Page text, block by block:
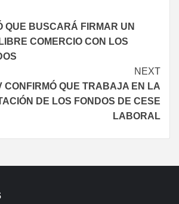
QUE BUSCARÁ FIRMAR UN
COMERCIO CON LOS
NEXT
CONFIRMÓ QUE TRABAJA EN LA
DE LOS FONDOS DE CESE
LABORAL